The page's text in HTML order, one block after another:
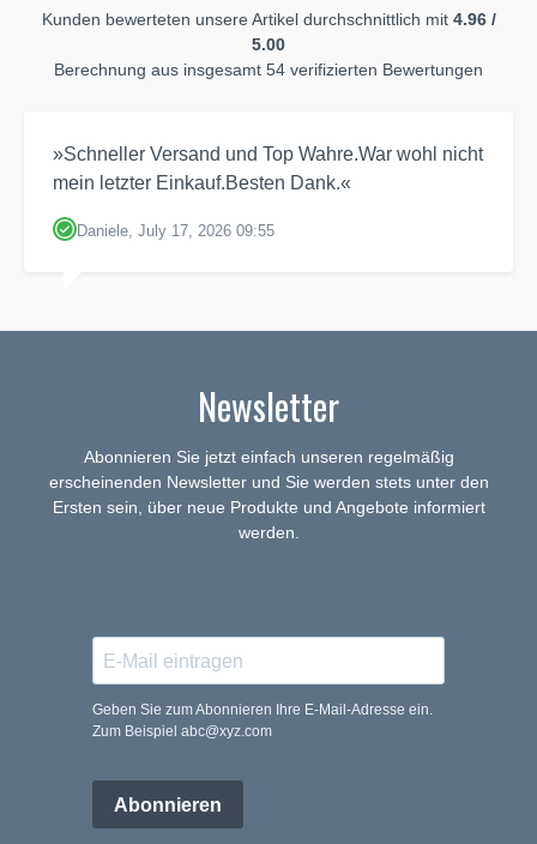
Kunden bewerteten unsere Artikel durchschnittlich mit 4.96 /
5.00
Berechnung aus insgesamt 54 verifizierten Bewertungen
»Schneller Versand und Top Wahre.War wohl nicht
mein letzter Einkauf.Besten Dank.«
Daniele, July 17, 2026 09:55
Newsletter
Abonnieren Sie jetzt einfach unseren regelmäßig
erscheinenden Newsletter und Sie werden stets unter den
Ersten sein, über neue Produkte und Angebote informiert
werden.
Geben Sie zum Abonnieren Ihre E-Mail-Adresse ein.
Zum Beispiel abc@xyz.com
Abonnieren